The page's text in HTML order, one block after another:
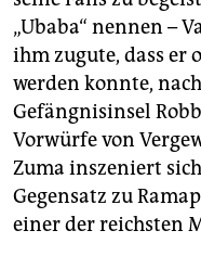
„Ubaba“ nennen –
ihm zugute, dass er
werden konnte,
Gefängnisinsel
Vorwürfe von
Zuma inszeniert
Gegensatz zu
einer der reichsten